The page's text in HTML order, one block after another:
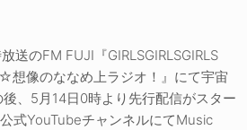
送のFM FUJI『GIRLSGIRLSGIRLS
想像のななめ上ラジオ！』にて宇宙
、5月14日0時より先行配信がスター
式YouTubeチャンネルにてMusic